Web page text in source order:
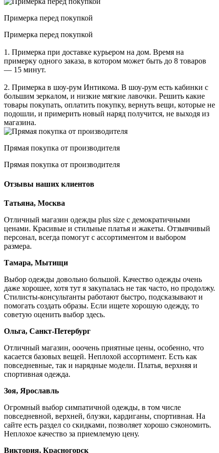
Примерка перед покупкой
Примерка перед покупкой
1. Примерка при доставке курьером на дом. Время на
примерку одного заказа, в котором может быть до 8 товаров
— 15 минут.
2. Примерка в шоу-рум Интикома. В шоу-рум есть кабинки с
большим зеркалом, и низкие мягкие лавочки. Решить какие
товары покупать, оплатить покупку, вернуть вещи, которые не
подошли, и примерить новый наряд получится, не выходя из
магазина.
Прямая покупка от производителя
Прямая покупка от производителя
Отзывы наших клиентов
Татьяна, Москва
Отличный магазин одежды plus size с демократичными
ценами. Красивые и стильные платья и жакеты. Отзывчивый
персонал, всегда помогут с ассортиментом и выбором
размера.
Тамара, Мытищи
Выбор одежды довольно большой. Качество одежды очень
даже хорошее, хотя тут я закупалась не так часто, но продолжу.
Стилисты-консультанты работают быстро, подсказывают и
помогать создать образы. Если ищете хорошую одежду, то
советую оценить выбор здесь.
Ольга, Санкт-Петербург
Отличный магазин, ооочень приятные цены, особенно, что
касается базовых вещей. Неплохой ассортимент. Есть как
повседневные, так и нарядные модели. Платья, верхняя и
спортивная одежда.
Зоя, Ярославль
Огромный выбор симпатичной одежды, в том числе
повседневной, верхней, блузки, кардиганы, спортивная. На
сайте есть раздел со скидками, позволяет хорошо сэкономить.
Неплохое качество за приемлемую цену.
Виктория, Красногорск